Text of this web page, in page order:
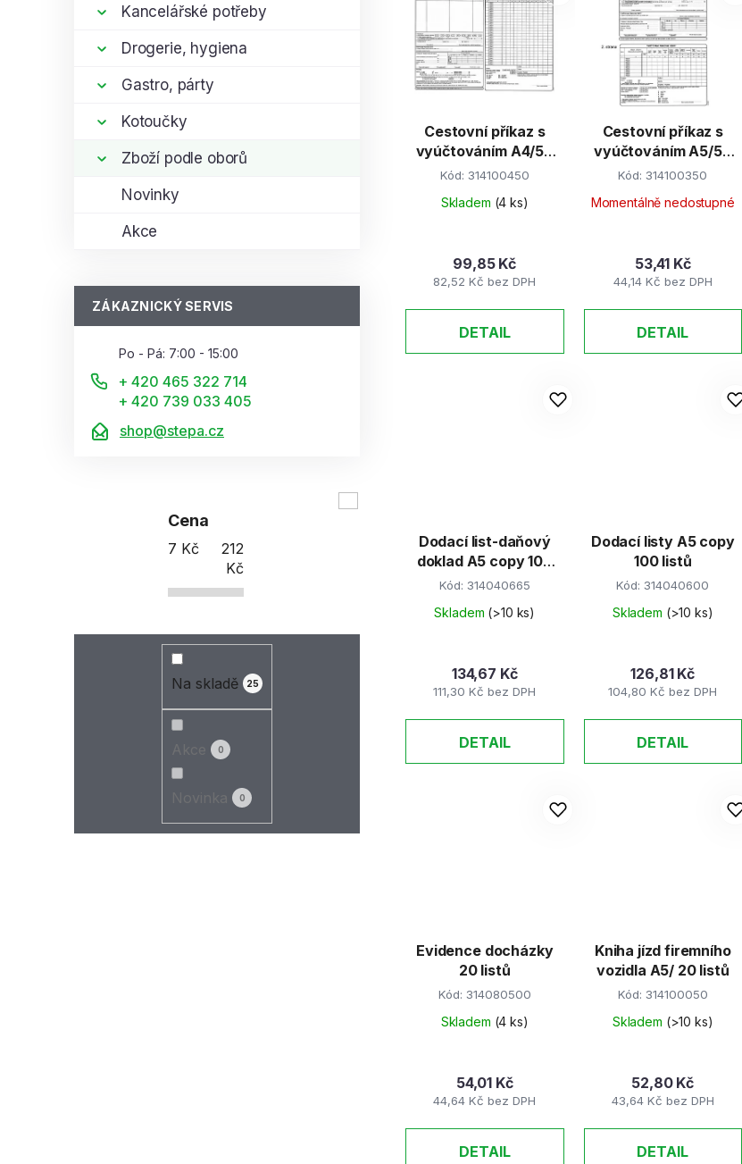
Kancelářské potřeby
Drogerie, hygiena
Gastro, párty
Kotoučky
Zboží podle oborů
Novinky
Akce
ZÁKAZNICKÝ SERVIS
Po - Pá: 7:00 - 15:00
+ 420 465 322 714
+ 420 739 033 405
shop@stepa.cz
Cena
7 Kč
212
Kč
Na skladě 25
0
0
Cestovní příkaz s
vyúčtováním A4/50
listů
Kód: 314100450
Skladem (4 ks)
82,52 Kč bez DPH
99,85 Kč
DETAIL
Cestovní příkaz s
vyúčtováním A5/50
listů
Kód:314100350
Momentálně nedostupné
44,14 Kč bez DPH
53,41 Kč
DETAIL
Dodací list-daňový
doklad A5 copy 100
listů
Kód: 314040665
Skladem (>10 ks)
111,30 Kč bez DPH
134,67 Kč
DETAIL
Dodací listy A5 copy
100 listů
Kód:314040600
Skladem (>10 ks)
104,80 Kč bez DPH
126,81 Kč
DETAIL
Evidence docházky
20 listů
Kód: 314080500
Skladem (4 ks)
44,64 Kč bez DPH
54,01 Kč
DETAIL
Kniha jízd firemního
vozidla A5/ 20 listů
Kód: 314100050
Skladem (>10 ks)
43,64 Kč bez DPH
52,80 Kč
DETAIL